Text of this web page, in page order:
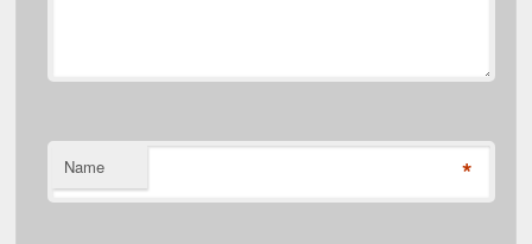
Name *